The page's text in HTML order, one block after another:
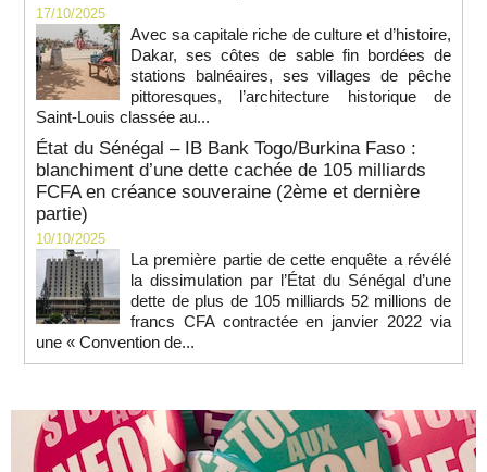
17/10/2025
Avec sa capitale riche de culture et d’histoire,
Dakar, ses côtes de sable fin bordées de
stations balnéaires, ses villages de pêche
pittoresques, l’architecture historique de
Saint-Louis classée au...
État du Sénégal – IB Bank Togo/Burkina Faso :
blanchiment d’une dette cachée de 105 milliards
FCFA en créance souveraine (2ème et dernière
partie)
10/10/2025
La première partie de cette enquête a révélé
la dissimulation par l’État du Sénégal d’une
dette de plus de 105 milliards 52 millions de
francs CFA contractée en janvier 2022 via
une « Convention de...